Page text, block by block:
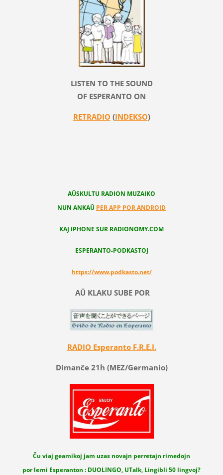
LISTEN TO THE SOUND
OF ESPERANTO ON
RETRADIO (INDEKSO)
AŬSKULTU RADION MUZAIKO
NUN ANKAŬ PER APP POR ANDROID
KAJ iPHONE SUR RADIONOMY.COM
ESPERANTO-PODKASTOJ
https://www.podkasto.net/
AŬ KLAKU SUBE POR
RADIO Esperanto F.R.E.I.
Dimanĉe 21h (MEZ/Germanio)
Ĉu viaj geamikoj jam uzas novajn perretajn rimedojn
por lerni Esperanton : DUOLINGO, UTalk, Lingibli 50 lingvoj?